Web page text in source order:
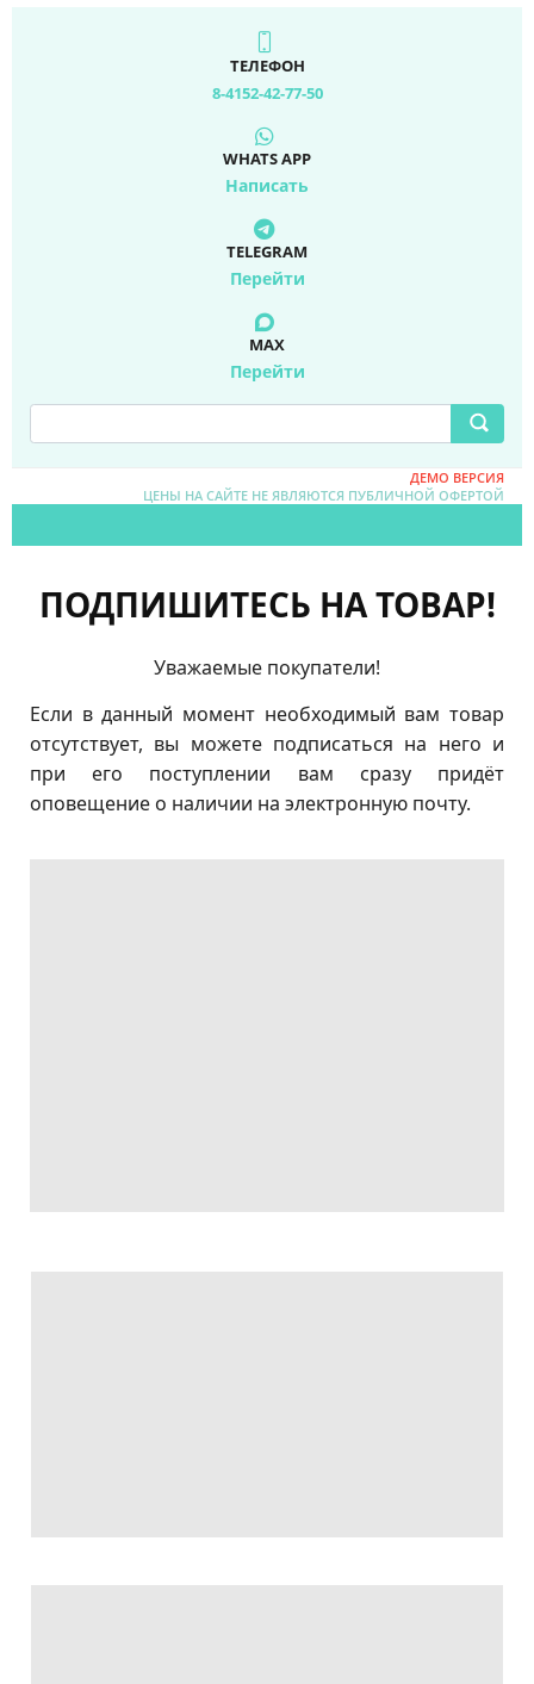
ТЕЛЕФОН
8-4152-42-77-50
WHATS APP
Написать
TELEGRAM
Перейти
MAX
Перейти
ДЕМО ВЕРСИЯ
ЦЕНЫ НА САЙТЕ НЕ ЯВЛЯЮТСЯ ПУБЛИЧНОЙ ОФЕРТОЙ
ПОДПИШИТЕСЬ НА ТОВАР!
Уважаемые покупатели!
Если в данный момент необходимый вам товар
отсутствует, вы можете подписаться на него и
при его поступлении вам сразу придёт
оповещение о наличии на электронную почту.